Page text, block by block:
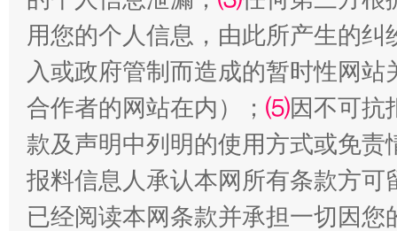
揭批美国五大"原罪" "炒
用您的个人信息，由此所产生的纠
入或政府管制而造成的暂时性网
合作者的网站在内）； ⑸因不可抗
款及声明中列明的使用方式或免责
报料信息人承认本网所有条款方
已经阅读本网条款并承担一切因